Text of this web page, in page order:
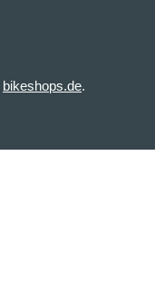
bikeshops.de.